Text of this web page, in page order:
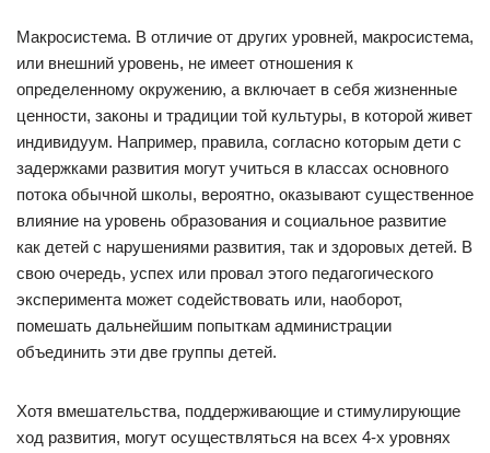
Макросистема. В отличие от других уровней, макросистема,
или внешний уровень, не имеет отношения к
определенному окружению, а включает в себя жизненные
ценности, законы и традиции той культуры, в которой живет
индивидуум. Например, правила, согласно которым дети с
задержками развития могут учиться в классах основного
потока обычной школы, вероятно, оказывают существенное
влияние на уровень образования и социальное развитие
как детей с нарушениями развития, так и здоровых детей. В
свою очередь, успех или провал этого педагогического
эксперимента может содействовать или, наоборот,
помешать дальнейшим попыткам администрации
объединить эти две группы детей.
Хотя вмешательства, поддерживающие и стимулирующие
ход развития, могут осуществляться на всех 4-х уровнях